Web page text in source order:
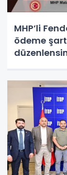
MHP’li
ödeme